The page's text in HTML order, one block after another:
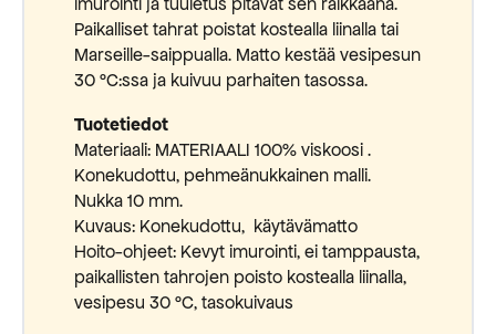
imurointi ja tuuletus pitävät sen raikkaana.
Paikalliset tahrat poistat kostealla liinalla tai
Marseille-saippualla. Matto kestää vesipesun
30 °C:ssa ja kuivuu parhaiten tasossa.
Tuotetiedot
Materiaali: MATERIAALI 100% viskoosi .
Konekudottu, pehmeänukkainen malli.
Nukka 10 mm.
Kuvaus: Konekudottu, käytävämatto
Hoito-ohjeet: Kevyt imurointi, ei tamppausta,
paikallisten tahrojen poisto kostealla liinalla,
vesipesu 30 °C, tasokuivaus